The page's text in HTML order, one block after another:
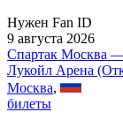
Нужен Fan ID
9 августа 2026
Спартак Москва
Лукойл Арена
Москва,
билеты